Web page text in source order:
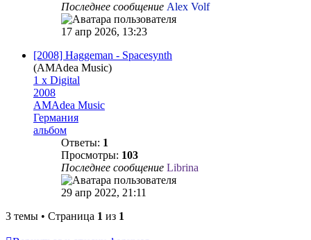
Последнее сообщение Alex Volf
17 апр 2026, 13:23
[2008] Haggeman - Spacesynth
(AMAdea Music)
1 x Digital
2008
AMAdea Music
Германия
альбом
Ответы: 1
Просмотры: 103
Последнее сообщение Librina
29 апр 2022, 21:11
3 темы • Страница 1 из 1